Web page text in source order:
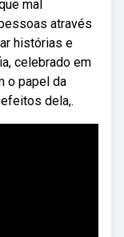
mal
através
histórias e
celebrado em
o papel da
dela,.